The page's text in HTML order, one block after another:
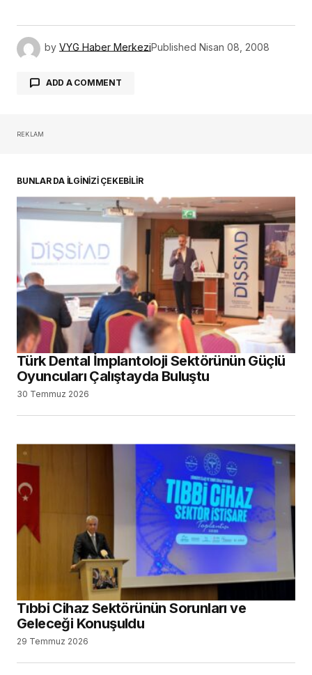
by VYG Haber MerkeziPublished Nisan 08, 2008
ADD A COMMENT
REKLAM
BUNLAR DA İLGİNİZİ ÇEKEBİLİR
Türk Dental İmplantoloji Sektörünün Güçlü
Oyuncuları Çalıştayda Buluştu
30 Temmuz 2026
Tıbbi Cihaz Sektörünün Sorunları ve
Geleceği Konuşuldu
29 Temmuz 2026